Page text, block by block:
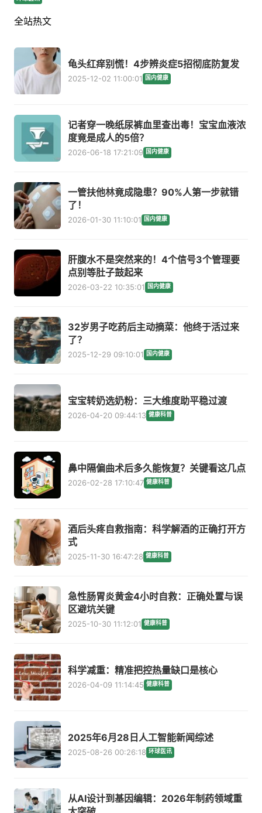
全站热文
龟头红痒别慌！4步辨炎症5招彻底防复发
2025-12-02 11:00:01 国内健康
记者穿一晚纸尿裤血里查出毒！宝宝血液浓
度竟是成人的5倍？
2026-06-18 17:21:09 国内健康
一管扶他林竟成隐患？90%人第一步就错
了！
2026-01-30 11:10:01 国内健康
肝腹水不是突然来的！4个信号3个管理要
点别等肚子鼓起来
2026-03-22 10:35:01 国内健康
32岁男子吃药后主动摘菜：他终于活过来
了？
2025-12-29 09:10:01 国内健康
宝宝转奶选奶粉：三大维度助平稳过渡
2026-04-20 09:44:13 健康科普
鼻中隔偏曲术后多久能恢复？关键看这几点
2026-02-28 17:10:47 健康科普
酒后头疼自救指南：科学解酒的正确打开方
式
2025-11-30 16:47:28 健康科普
急性肠胃炎黄金4小时自救：正确处置与误
区避坑关键
2025-10-30 11:12:01 健康科普
科学减重：精准把控热量缺口是核心
2026-04-09 11:14:45 健康科普
2025年6月28日人工智能新闻综述
2025-08-26 00:26:18 环球医讯
从AI设计到基因编辑：2026年制药领域重